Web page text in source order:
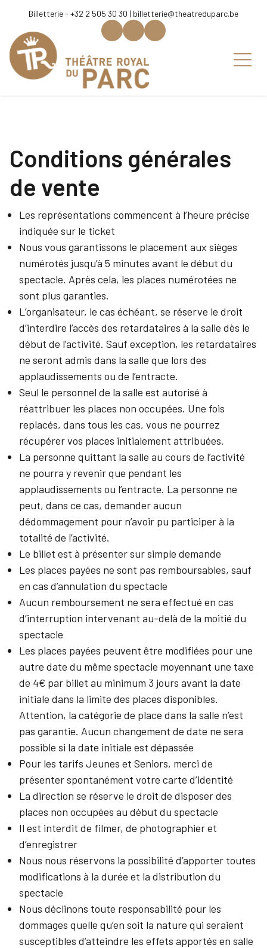
Billetterie - +32 2 505 30 30 | billetterie@theatreduparc.be
Conditions générales
de vente
Les représentations commencent à l’heure précise
indiquée sur le ticket
Nous vous garantissons le placement aux sièges
numérotés jusqu’à 5 minutes avant le début du
spectacle. Après cela, les places numérotées ne
sont plus garanties.
L’organisateur, le cas échéant, se réserve le droit
d’interdire l’accès des retardataires à la salle dès le
début de l’activité. Sauf exception, les retardataires
ne seront admis dans la salle que lors des
applaudissements ou de l’entracte.
Seul le personnel de la salle est autorisé à
réattribuer les places non occupées. Une fois
replacés, dans tous les cas, vous ne pourrez
récupérer vos places initialement attribuées.
La personne quittant la salle au cours de l’activité
ne pourra y revenir que pendant les
applaudissements ou l’entracte. La personne ne
peut, dans ce cas, demander aucun
dédommagement pour n’avoir pu participer à la
totalité de l’activité.
Le billet est à présenter sur simple demande
Les places payées ne sont pas remboursables, sauf
en cas d’annulation du spectacle
Aucun remboursement ne sera effectué en cas
d’interruption intervenant au-delà de la moitié du
spectacle
Les places payées peuvent être modifiées pour une
autre date du même spectacle moyennant une taxe
de 4€ par billet au minimum 3 jours avant la date
initiale dans la limite des places disponibles.
Attention, la catégorie de place dans la salle n’est
pas garantie. Aucun changement de date ne sera
possible si la date initiale est dépassée
Pour les tarifs Jeunes et Seniors, merci de
présenter spontanément votre carte d’identité
La direction se réserve le droit de disposer des
places non occupées au début du spectacle
Il est interdit de filmer, de photographier et
d’enregistrer
Nous nous réservons la possibilité d’apporter toutes
modifications à la durée et la distribution du
spectacle
Nous déclinons toute responsabilité pour les
dommages quelle qu’en soit la nature qui seraient
susceptibles d’atteindre les effets apportés en salle